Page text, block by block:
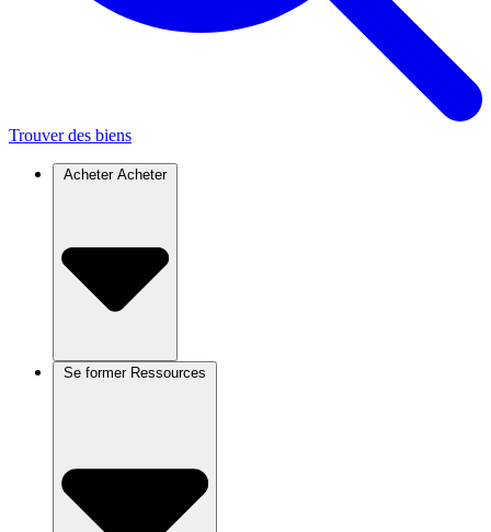
Trouver des biens
Acheter Acheter
Se former